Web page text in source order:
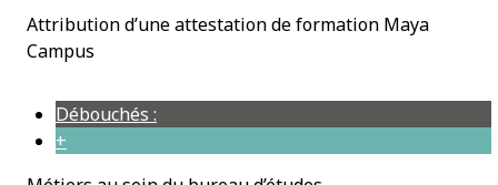
Attribution d’une attestation de formation Maya
Campus
Débouchés :
+